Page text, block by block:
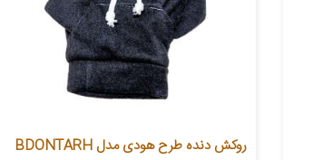
روکش دنده طرح هودی مدل BDONTARH